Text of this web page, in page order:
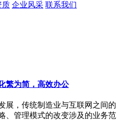
质 企业风采 联系我们
繁为简，高效办公
展，传统制造业与互联网之间的
、管理模式的改变涉及的业务范